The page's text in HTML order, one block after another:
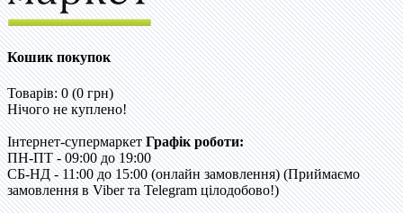
Кошик покупок
Товарів: 0 (0 грн)
Нічого не куплено!
Інтернет-супермаркет Графік роботи:
ПН-ПТ - 09:00 до 19:00
CБ-НД - 11:00 до 15:00 (онлайн замовлення) (Приймаємо
замовлення в Viber та Telegram цілодобово!)